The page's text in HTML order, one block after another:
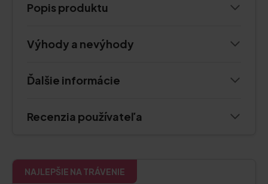
Popis produktu
Výhody a nevýhody
Ďalšie informácie
Recenzia používateľa
NAJLEPŠIE NA TRÁVENIE